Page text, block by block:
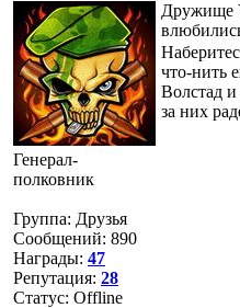
Генерал-
полковник
Группа: Друзья
Сообщений: 890
Награды: 47
Репутация: 28
Статус: Offline
Дружище
что-нить
Волстад
за них